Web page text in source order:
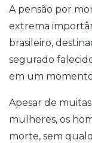
A pensão por
extrema
brasileiro,
segurado
em um
Apesar de
mulheres, os
morte, sem